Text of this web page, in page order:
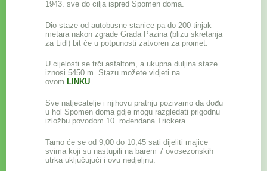
1943. sve do cilja ispred Spomen doma.
Dio staze od autobusne stanice pa do 200-tinjak
metara nakon zgrade Grada Pazina (blizu skretanja
za Lidl) bit će u potpunosti zatvoren za promet.
U cijelosti se trči asfaltom, a ukupna duljina staze
iznosi 5450 m. Stazu možete vidjeti na
ovom LINKU.
Sve natjecatelje i njihovu pratnju pozivamo da dođu
u hol Spomen doma gdje mogu razgledati prigodnu
izložbu povodom 10. rođendana Trickera.
Tamo će se od 9,00 do 10,45 sati dijeliti majice
svima koji su nastupili na barem 7 ovosezonskih
utrka uključujući i ovu nedjeljnu.